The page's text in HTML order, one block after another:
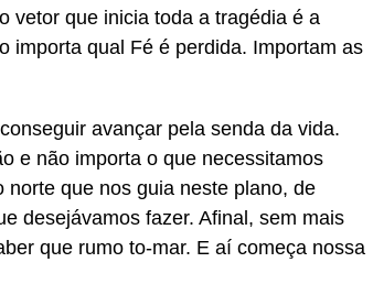
vetor que inicia toda a tragédia é a
qual Fé é perdida. Importam as
avançar pela senda da vida.
e não importa o que necessitamos
que nos guia neste plano, de
desejávamos fazer. Afinal, sem mais
que rumo to-mar. E aí começa nossa